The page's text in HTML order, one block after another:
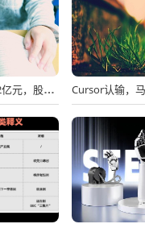
太极实业累计涉案9.2亿元，股价一周跌超30%，子公司起诉讨要6396万工程款 Cursor认输，